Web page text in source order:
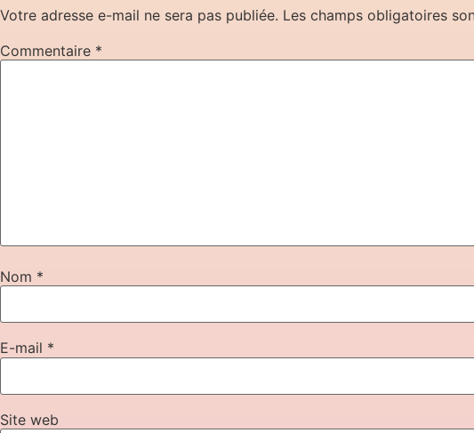
Votre adresse e-mail ne sera pas publiée. Les champs obligatoires
Commentaire *
Nom *
E-mail *
Site web